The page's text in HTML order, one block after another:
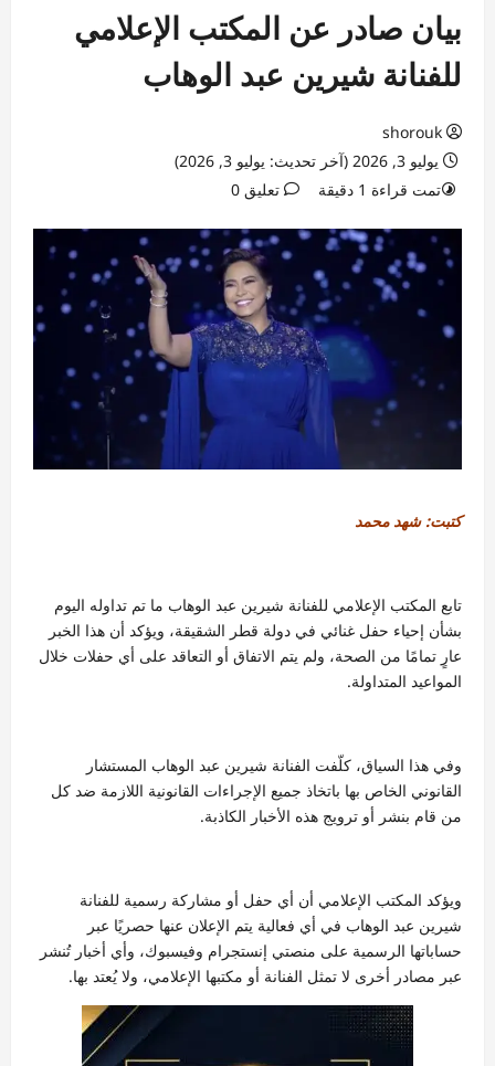
بيان صادر عن المكتب الإعلامي
للفنانة شيرين عبد الوهاب
shorouk
يوليو 3, 2026 (آخر تحديث: يوليو 3, 2026)
تمت قراءة 1 دقيقة
تعليق 0
كتبت: شهد محمد
تابع المكتب الإعلامي للفنانة شيرين عبد الوهاب ما تم تداوله اليوم
بشأن إحياء حفل غنائي في دولة قطر الشقيقة، ويؤكد أن هذا الخبر
عارٍ تمامًا من الصحة، ولم يتم الاتفاق أو التعاقد على أي حفلات خلال
المواعيد المتداولة.
وفي هذا السياق، كلّفت الفنانة شيرين عبد الوهاب المستشار
القانوني الخاص بها باتخاذ جميع الإجراءات القانونية اللازمة ضد كل
من قام بنشر أو ترويج هذه الأخبار الكاذبة.
ويؤكد المكتب الإعلامي أن أي حفل أو مشاركة رسمية للفنانة
شيرين عبد الوهاب في أي فعالية يتم الإعلان عنها حصريًا عبر
حساباتها الرسمية على منصتي إنستجرام وفيسبوك، وأي أخبار تُنشر
عبر مصادر أخرى لا تمثل الفنانة أو مكتبها الإعلامي، ولا يُعتد بها.